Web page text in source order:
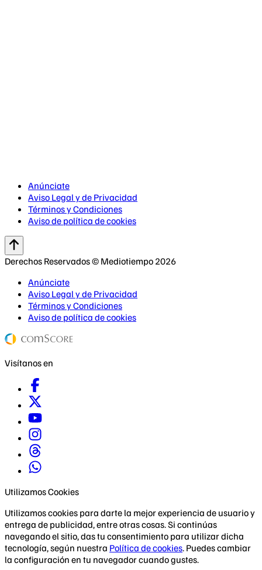
Anúnciate
Aviso Legal y de Privacidad
Términos y Condiciones
Aviso de política de cookies
Derechos Reservados © Mediotiempo 2026
Anúnciate
Aviso Legal y de Privacidad
Términos y Condiciones
Aviso de política de cookies
Visítanos en
Utilizamos Cookies
Utilizamos cookies para darte la mejor experiencia de usuario y
entrega de publicidad, entre otras cosas. Si continúas
navegando el sitio, das tu consentimiento para utilizar dicha
tecnología, según nuestra Política de cookies. Puedes cambiar
la configuración en tu navegador cuando gustes.